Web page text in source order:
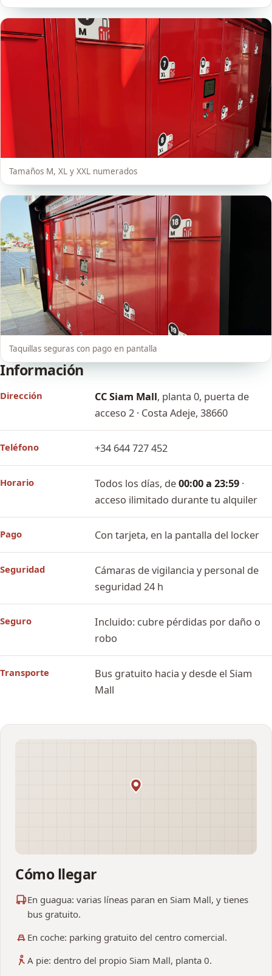
Tamaños M, XL y XXL numerados
Taquillas seguras con pago en pantalla
Información
Dirección CC Siam Mall, planta 0, puerta de
acceso 2 · Costa Adeje, 38660
Teléfono +34 644 727 452
Horario Todos los días, de00:00 a 23:59 ·
acceso ilimitado durante tu alquiler
Pago Con tarjeta, en la pantalla del locker
Seguridad
Cámaras de vigilancia y personal de
seguridad 24 h
Seguro
Incluido: cubre pérdidas por daño o
robo
Transporte
Bus gratuito hacia y desde el Siam
Mall
Cómo llegar
En guagua: varias líneas paran en Siam Mall, y tienes
bus gratuito.
En coche: parking gratuito del centro comercial.
A pie: dentro del propio Siam Mall, planta 0.